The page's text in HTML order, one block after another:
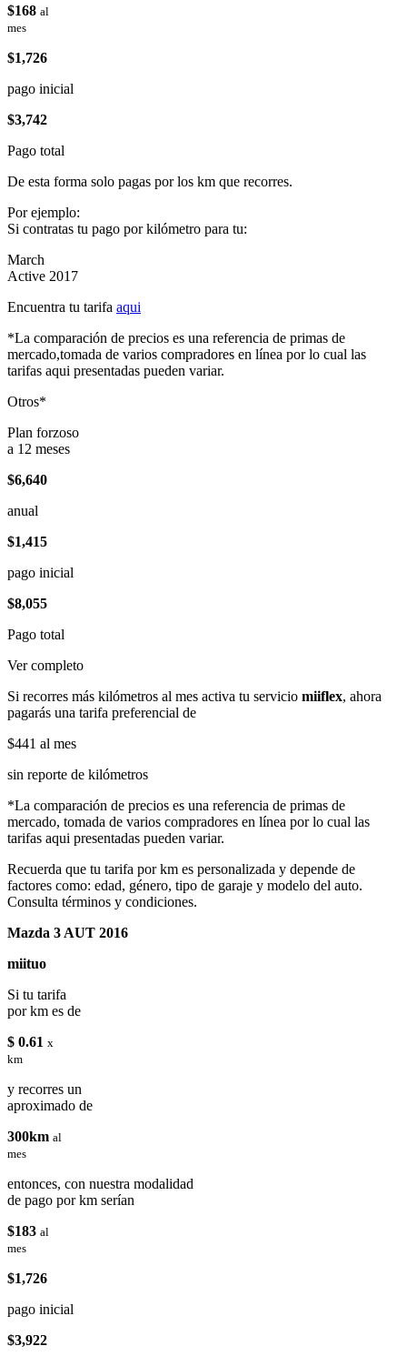
$168 al
mes
$1,726
pago inicial
$3,742
Pago total
De esta forma solo pagas por los km que recorres.
Por ejemplo:
Si contratas tu pago por kilómetro para tu:
March
Active 2017
Encuentra tu tarifa aqui
*La comparación de precios es una referencia de primas de
mercado,tomada de varios compradores en línea por lo cual las
tarifas aqui presentadas pueden variar.
Otros*
Plan forzoso
a 12 meses
$6,640
anual
$1,415
pago inicial
$8,055
Pago total
Ver completo
Si recorres más kilómetros al mes activa tu servicio miiflex, ahora
pagarás una tarifa preferencial de
$441 al mes
sin reporte de kilómetros
*La comparación de precios es una referencia de primas de
mercado, tomada de varios compradores en línea por lo cual las
tarifas aqui presentadas pueden variar.
Recuerda que tu tarifa por km es personalizada y depende de
factores como: edad, género, tipo de garaje y modelo del auto.
Consulta términos y condiciones.
Mazda 3 AUT 2016
miituo
Si tu tarifa
por km es de
$ 0.61 x
km
y recorres un
aproximado de
300km al
mes
entonces, con nuestra modalidad
de pago por km serían
$183 al
mes
$1,726
pago inicial
$3,922